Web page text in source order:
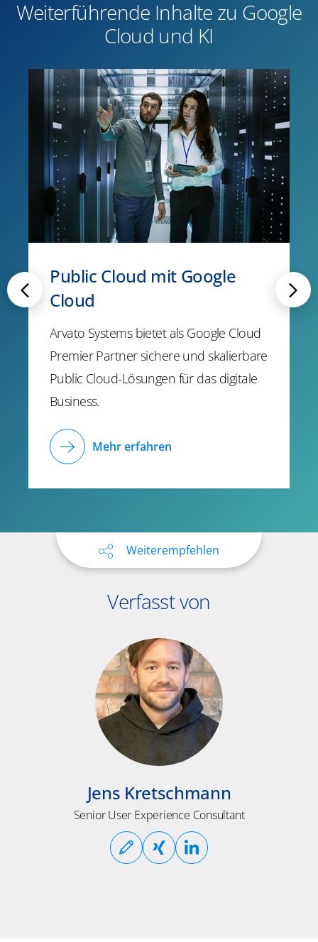
Weiterführende Inhalte zu Google
Cloud und KI
Public Cloud mit Google
Cloud
Arvato Systems bietet als Google Cloud
Premier Partner sichere und skalierbare
Public Cloud-Lösungen für das digitale
Business.
Mehr erfahren
Weiterempfehlen
Verfasst von
Jens Kretschmann
Senior User Experience Consultant